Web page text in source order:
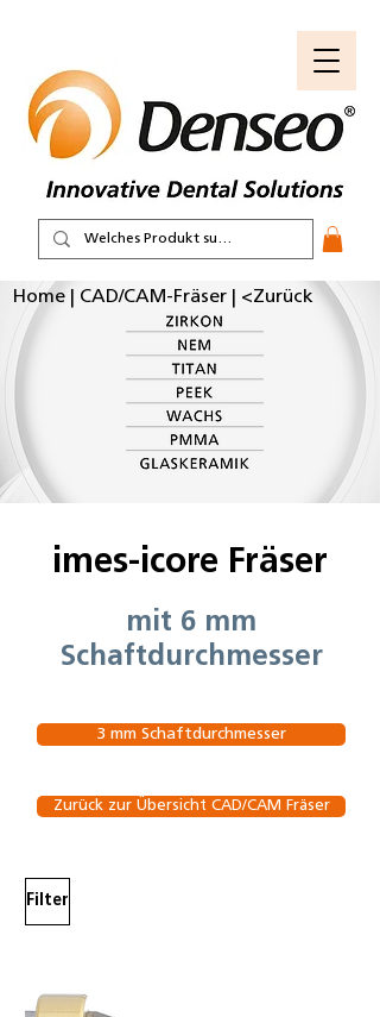
Home CAD/CAM-Fräser <Zurück
imes-icore Fräser
mit 6 mm
Schaftdurchmesser
3 mm Schaftdurchmesser
Zurück zur Übersicht CAD/CAM Fräser
Filter